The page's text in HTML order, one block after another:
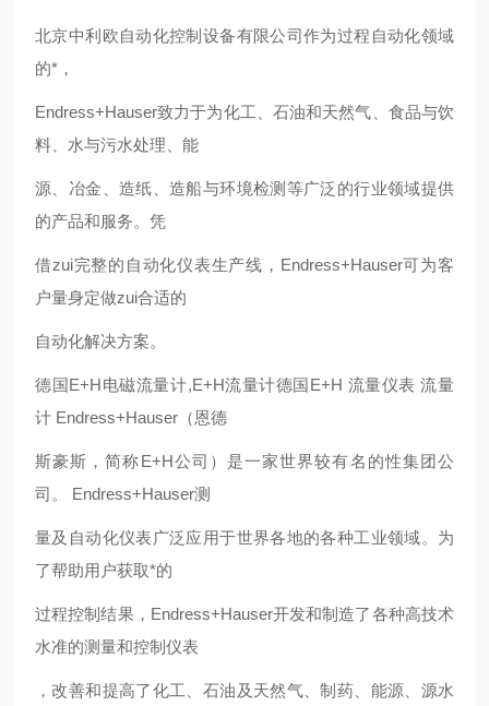
北京中利欧自动化控制设备有限公司作为过程自动化领域
的*，
Endress+Hauser致力于为化工、石油和天然气、食品与饮
料、水与污水处理、能
源、冶金、造纸、造船与环境检测等广泛的行业领域提供
的产品和服务。凭
借zui完整的自动化仪表生产线，Endress+Hauser可为客
户量身定做zui合适的
自动化解决方案。
德国E+H电磁流量计,E+H流量计德国E+H 流量仪表 流量
计 Endress+Hauser（恩德
斯豪斯，简称E+H公司）是一家世界较有名的性集团公
司。 Endress+Hauser测
量及自动化仪表广泛应用于世界各地的各种工业领域。为
了帮助用户获取*的
过程控制结果，Endress+Hauser开发和制造了各种高技术
水准的测量和控制仪表
，改善和提高了化工、石油及天然气、制药、能源、源水